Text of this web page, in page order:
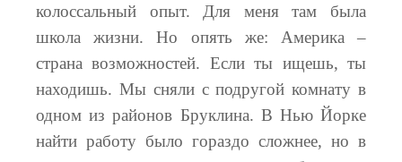
колоссальный опыт. Для меня там была
школа жизни. Но опять же: Америка –
страна возможностей. Если ты ищешь, ты
находишь. Мы сняли с подругой комнату в
одном из районов Бруклина. В Нью Йорке
найти работу было гораздо сложнее, но в